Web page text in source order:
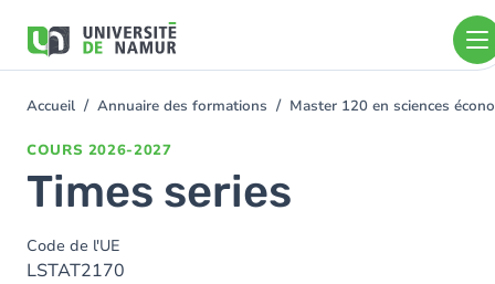
contenu
You
Accueil Annuaire des formations Master 120 en sciences
COURS 2026-2027
Times series
Code de l'UE
LSTAT2170